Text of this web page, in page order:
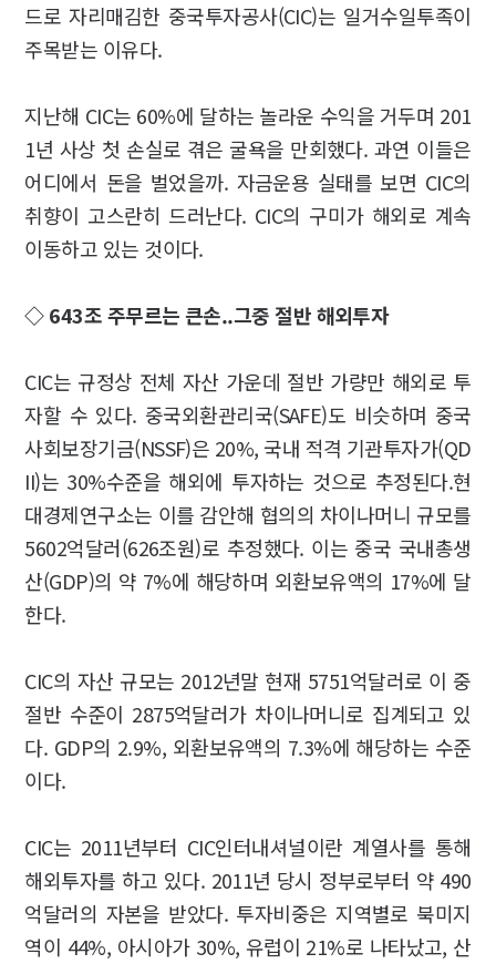
드로 자리매김한 중국투자공사(CIC)는 일거수일투족이
주목받는 이유다.
지난해 CIC는 60%에 달하는 놀라운 수익을 거두며 201
1년 사상 첫 손실로 겪은 굴욕을 만회했다. 과연 이들은
어디에서 돈을 벌었을까. 자금운용 실태를 보면 CIC의
취향이 고스란히 드러난다. CIC의 구미가 해외로 계속
이동하고 있는 것이다.
◇ 643조 주무르는 큰손..그중 절반 해외투자
CIC는 규정상 전체 자산 가운데 절반 가량만 해외로 투
자할 수 있다. 중국외환관리국(SAFE)도 비슷하며 중국
사회보장기금(NSSF)은 20%, 국내 적격 기관투자가(QD
II)는 30%수준을 해외에 투자하는 것으로 추정된다.현
대경제연구소는 이를 감안해 협의의 차이나머니 규모를
5602억달러(626조원)로 추정했다. 이는 중국 국내총생
산(GDP)의 약 7%에 해당하며 외환보유액의 17%에 달
한다.
CIC의 자산 규모는 2012년말 현재 5751억달러로 이 중
절반 수준이 2875억달러가 차이나머니로 집계되고 있
다. GDP의 2.9%, 외환보유액의 7.3%에 해당하는 수준
이다.
CIC는 2011년부터 CIC인터내셔널이란 계열사를 통해
해외투자를 하고 있다. 2011년 당시 정부로부터 약 490
억달러의 자본을 받았다. 투자비중은 지역별로 북미지
역이 44%, 아시아가 30%, 유럽이 21%로 나타났고, 산